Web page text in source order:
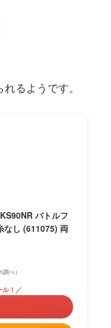
るようです。
バトルフ
なし (611075) 両
べ）
ル！／